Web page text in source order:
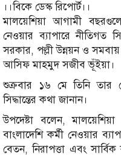
।।বিকে ডেস্ক রিপোর্ট।।
মালয়েশিয়া আগামী
নেওয়ার ব্যাপারে নীতিগত
সরকার, পল্লী উন্নয়ন ও সমবায়
আসিফ মাহমুদ সজীব ভূঁইয়া।
শুক্রবার ১৬ মে তিনি
সিদ্ধান্তের কথা জানান।
উপদেষ্টা বলেন,
বাংলাদেশি কর্মী নেওয়ার
বেতন, নিরাপত্তা এবং